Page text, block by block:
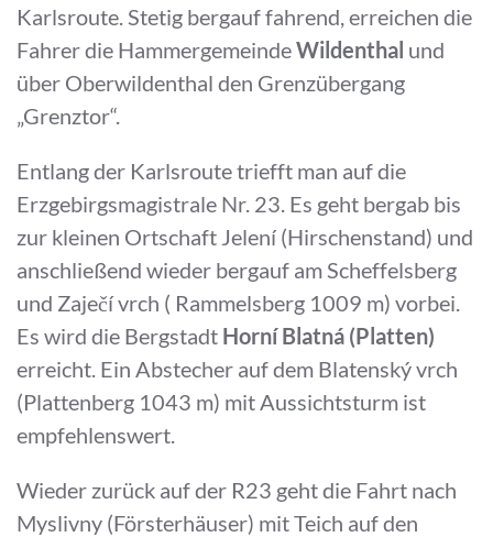
Karlsroute. Stetig bergauf fahrend, erreichen die
Fahrer die HammergemeindeWildenthal und
über Oberwildenthal den Grenzübergang
„Grenztor“.
Entlang der Karlsroute triefft man auf die
Erzgebirgsmagistrale Nr. 23. Es geht bergab bis
zur kleinen Ortschaft Jelení (Hirschenstand) und
anschließend wieder bergauf am Scheffelsberg
und Zaječí vrch ( Rammelsberg 1009 m) vorbei.
Es wird die Bergstadt Horní Blatná (Platten)
erreicht. Ein Abstecher auf dem Blatenský vrch
(Plattenberg 1043 m) mit Aussichtsturm ist
empfehlenswert.
Wieder zurück auf der R23 geht die Fahrt nach
Myslivny (Försterhäuser) mit Teich auf den